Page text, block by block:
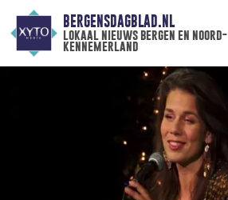
BERGENSDAGBLAD.NL
lokaal nieuws bergen en noord-
kennemerland